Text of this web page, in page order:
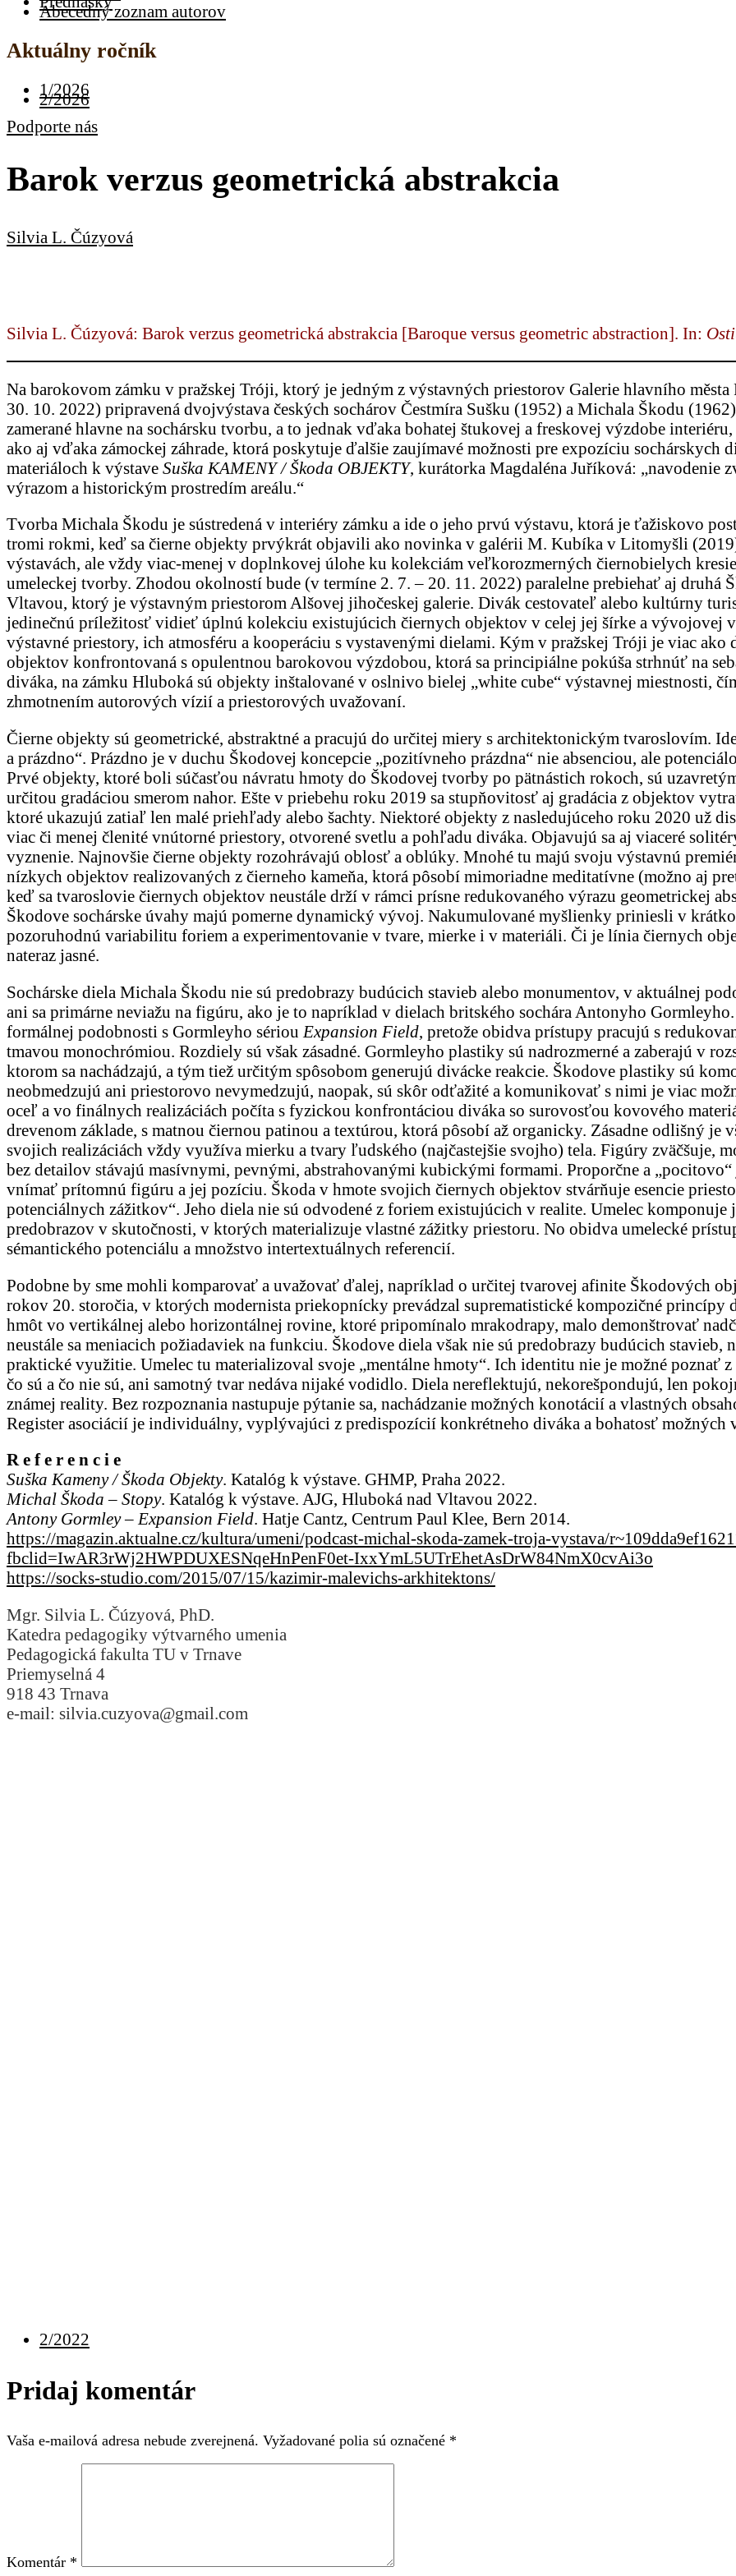
Abecedný zoznam autorov
Aktuálny ročník
1/2026
2/2026
Podporte nás
Barok verzus geometrická abstrakcia
Silvia L. Čúzyová
Silvia L. Čúzyová: Barok verzus geometrická abstrakcia [Baroque versus geometric abstraction]. In:
Na barokovom zámku v pražskej Tróji, ktorý je jedným z výstavných priestorov Galerie hlavního
30. 10. 2022) pripravená dvojvýstava českých sochárov Čestmíra Sušku (1952) a Michala Škodu
zamerané hlavne na sochársku tvorbu, a to jednak vďaka bohatej štukovej a freskovej výzdobe
ako aj vďaka zámockej záhrade, ktorá poskytuje ďalšie zaujímavé možnosti pre expozíciu sochárskych
materiáloch k výstave Suška KAMENY / Škoda OBJEKTY, kurátorka Magdaléna Juříková: „navodenie
výrazom a historickým prostredím areálu.“
Tvorba Michala Škodu je sústredená v interiéry zámku a ide o jeho prvú výstavu, ktorá je ťažiskovo
tromi rokmi, keď sa čierne objekty prvýkrát objavili ako novinka v galérii M. Kubíka v Litomyšli
výstavách, ale vždy viac-menej v doplnkovej úlohe ku kolekciám veľkorozmerných čiernobielych
umeleckej tvorby. Zhodou okolností bude (v termíne 2. 7. – 20. 11. 2022) paralelne prebiehať aj druhá
Vltavou, ktorý je výstavným priestorom Alšovej jihočeskej galerie. Divák cestovateľ alebo kultúrny
jedinečnú príležitosť vidieť úplnú kolekciu existujúcich čiernych objektov v celej jej šírke a vývojovej
výstavné priestory, ich atmosféru a kooperáciu s vystavenými dielami. Kým v pražskej Tróji je viac
objektov konfrontovaná s opulentnou barokovou výzdobou, ktorá sa principiálne pokúša strhnúť na
diváka, na zámku Hluboká sú objekty inštalované v oslnivo bielej „white cube“ výstavnej miestnosti,
zhmotnením autorových vízií a priestorových uvažovaní.
Čierne objekty sú geometrické, abstraktné a pracujú do určitej miery s architektonickým tvaroslovím.
a prázdno“. Prázdno je v duchu Škodovej koncepcie „pozitívneho prázdna“ nie absenciou, ale
Prvé objekty, ktoré boli súčasťou návratu hmoty do Škodovej tvorby po pätnástich rokoch, sú
určitou gradáciou smerom nahor. Ešte v priebehu roku 2019 sa stupňovitosť aj gradácia z objektov
ktoré ukazujú zatiaľ len malé priehľady alebo šachty. Niektoré objekty z nasledujúceho roku 2020 už
viac či menej členité vnútorné priestory, otvorené svetlu a pohľadu diváka. Objavujú sa aj viaceré
vyznenie. Najnovšie čierne objekty rozohrávajú oblosť a oblúky. Mnohé tu majú svoju výstavnú
nízkych objektov realizovaných z čierneho kameňa, ktorá pôsobí mimoriadne meditatívne (možno aj
keď sa tvaroslovie čiernych objektov neustále drží v rámci prísne redukovaného výrazu geometrickej
Škodove sochárske úvahy majú pomerne dynamický vývoj. Nakumulované myšlienky priniesli v
pozoruhodnú variabilitu foriem a experimentovanie v tvare, mierke i v materiáli. Či je línia čiernych
nateraz jasné.
Sochárske diela Michala Škodu nie sú predobrazy budúcich stavieb alebo monumentov, v aktuálnej
ani sa primárne neviažu na figúru, ako je to napríklad v dielach britského sochára Antonyho
formálnej podobnosti s Gormleyho sériou Expansion Field, pretože obidva prístupy pracujú s
tmavou monochrómiou. Rozdiely sú však zásadné. Gormleyho plastiky sú nadrozmerné a zaberajú v
ktorom sa nachádzajú, a tým tiež určitým spôsobom generujú divácke reakcie. Škodove plastiky sú
neobmedzujú ani priestorovo nevymedzujú, naopak, sú skôr odťažité a komunikovať s nimi je viac
oceľ a vo finálnych realizáciách počíta s fyzickou konfrontáciou diváka so surovosťou kovového
drevenom základe, s matnou čiernou patinou a textúrou, ktorá pôsobí až organicky. Zásadne odlišný
svojich realizáciách vždy využíva mierku a tvary ľudského (najčastejšie svojho) tela. Figúry zväčšuje,
bez detailov stávajú masívnymi, pevnými, abstrahovanými kubickými formami. Proporčne a
vnímať prítomnú figúru a jej pozíciu. Škoda v hmote svojich čiernych objektov stvárňuje esencie
potenciálnych zážitkov“. Jeho diela nie sú odvodené z foriem existujúcich v realite. Umelec
predobrazov v skutočnosti, v ktorých materializuje vlastné zážitky priestoru. No obidva umelecké
sémantického potenciálu a množstvo intertextuálnych referencií.
Podobne by sme mohli komparovať a uvažovať ďalej, napríklad o určitej tvarovej afinite Škodových
rokov 20. storočia, v ktorých modernista priekopnícky prevádzal suprematistické kompozičné
hmôt vo vertikálnej alebo horizontálnej rovine, ktoré pripomínalo mrakodrapy, malo demonštrovať
neustále sa meniacich požiadaviek na funkciu. Škodove diela však nie sú predobrazy budúcich stavieb,
praktické využitie. Umelec tu materializoval svoje „mentálne hmoty“. Ich identitu nie je možné poznať
čo sú a čo nie sú, ani samotný tvar nedáva nijaké vodidlo. Diela nereflektujú, nekorešpondujú, len
známej reality. Bez rozpoznania nastupuje pýtanie sa, nachádzanie možných konotácií a vlastných
Register asociácií je individuálny, vyplývajúci z predispozícií konkrétneho diváka a bohatosť možných
R e f e r e n c i e
Suška Kameny / Škoda Objekty. Katalóg k výstave. GHMP, Praha 2022.
Michal Škoda – Stopy. Katalóg k výstave. AJG, Hluboká nad Vltavou 2022.
Antony Gormley – Expansion Field. Hatje Cantz, Centrum Paul Klee, Bern 2014.
https://magazin.aktualne.cz/kultura/umeni/podcast-michal-skoda-zamek-troja-vystava/
fbclid=IwAR3rWj2HWPDUXESNqeHnPenF0et-IxxYmL5UTrEhetAsDrW84NmX0cvAi3o
https://socks-studio.com/2015/07/15/kazimir-malevichs-arkhitektons/
Mgr. Silvia L. Čúzyová, PhD.
Katedra pedagogiky výtvarného umenia
Pedagogická fakulta TU v Trnave
Priemyselná 4
918 43 Trnava
e-mail: silvia.cuzyova@gmail.com
2/2022
Pridaj komentár
Vaša e-mailová adresa nebude zverejnená. Vyžadované polia sú označené *
Komentár *